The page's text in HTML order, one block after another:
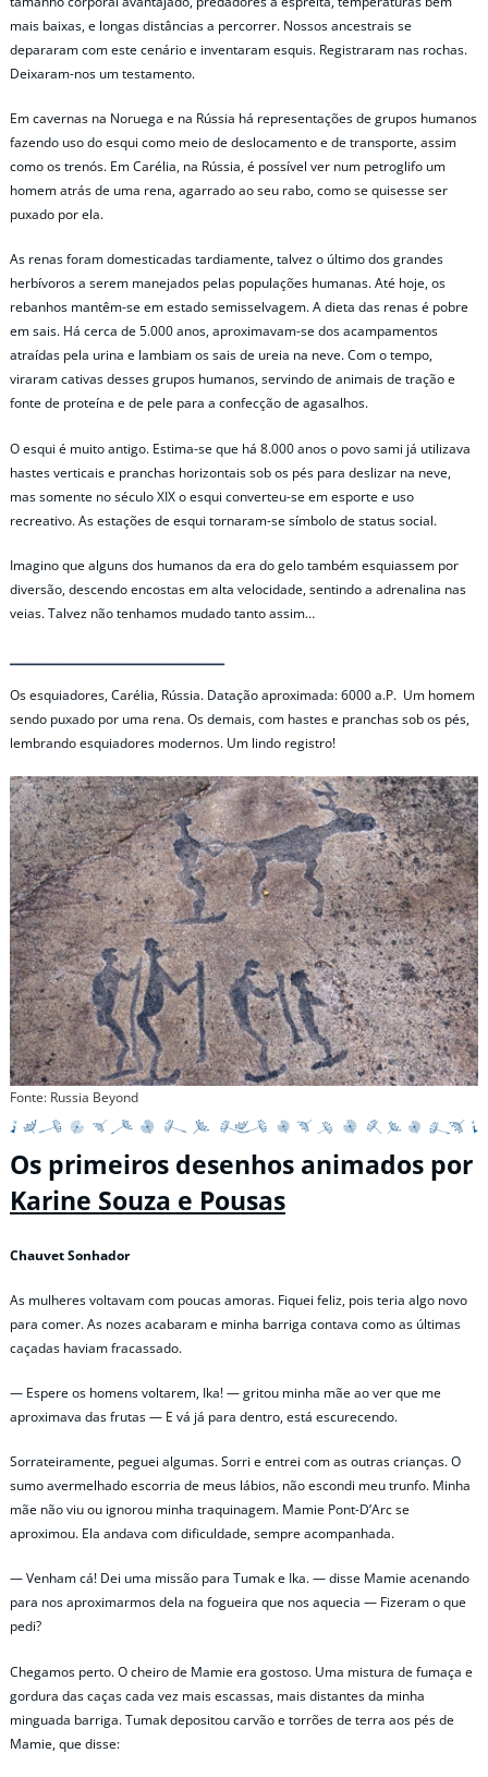
mais baixas, e longas distâncias a percorrer. Nossos ancestrais se
depararam com este cenário e inventaram esquis. Registraram nas rochas.
Deixaram-nos um testamento.
Em cavernas na Noruega e na Rússia há representações de grupos humanos
fazendo uso do esqui como meio de deslocamento e de transporte, assim
como os trenós. Em Carélia, na Rússia, é possível ver num petroglifo um
homem atrás de uma rena, agarrado ao seu rabo, como se quisesse ser
puxado por ela.
As renas foram domesticadas tardiamente, talvez o último dos grandes
herbívoros a serem manejados pelas populações humanas. Até hoje, os
rebanhos mantêm-se em estado semisselvagem. A dieta das renas é pobre
em sais. Há cerca de 5.000 anos, aproximavam-se dos acampamentos
atraídas pela urina e lambiam os sais de ureia na neve. Com o tempo,
viraram cativas desses grupos humanos, servindo de animais de tração e
fonte de proteína e de pele para a confecção de agasalhos.
O esqui é muito antigo. Estima-se que há 8.000 anos o povo sami já utilizava
hastes verticais e pranchas horizontais sob os pés para deslizar na neve,
mas somente no século XIX o esqui converteu-se em esporte e uso
recreativo. As estações de esqui tornaram-se símbolo de status social.
Imagino que alguns dos humanos da era do gelo também esquiassem por
diversão, descendo encostas em alta velocidade, sentindo a adrenalina nas
veias. Talvez não tenhamos mudado tanto assim…
Os esquiadores, Carélia, Rússia. Datação aproximada: 6000 a.P. Um homem
sendo puxado por uma rena. Os demais, com hastes e pranchas sob os pés,
lembrando esquiadores modernos. Um lindo registro!
Fonte: Russia Beyond
Os primeiros desenhos animados por
Karine Souza e Pousas
Chauvet Sonhador
As mulheres voltavam com poucas amoras. Fiquei feliz, pois teria algo novo
para comer. As nozes acabaram e minha barriga contava como as últimas
caçadas haviam fracassado.
— Espere os homens voltarem, Ika! — gritou minha mãe ao ver que me
aproximava das frutas — E vá já para dentro, está escurecendo.
Sorrateiramente, peguei algumas. Sorri e entrei com as outras crianças. O
sumo avermelhado escorria de meus lábios, não escondi meu trunfo. Minha
mãe não viu ou ignorou minha traquinagem. Mamie Pont-D’Arc se
aproximou. Ela andava com dificuldade, sempre acompanhada.
— Venham cá! Dei uma missão para Tumak e Ika. — disse Mamie acenando
para nos aproximarmos dela na fogueira que nos aquecia — Fizeram o que
pedi?
Chegamos perto. O cheiro de Mamie era gostoso. Uma mistura de fumaça e
gordura das caças cada vez mais escassas, mais distantes da minha
minguada barriga. Tumak depositou carvão e torrões de terra aos pés de
Mamie, que disse: